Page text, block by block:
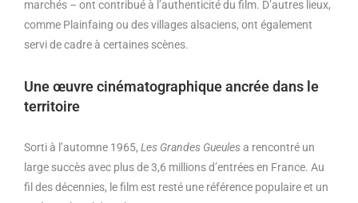
marchés – ont contribué à l’authenticité du film. D’autres lieux,
comme Plainfaing ou des villages alsaciens, ont également
servi de cadre à certaines scènes.
Une œuvre cinématographique ancrée dans le
territoire
Sorti à l’automne 1965, Les Grandes Gueulesa rencontré un
large succès avec plus de 3,6 millions d’entrées en France. Au
fil des décennies, le film est resté une référence populaire et un